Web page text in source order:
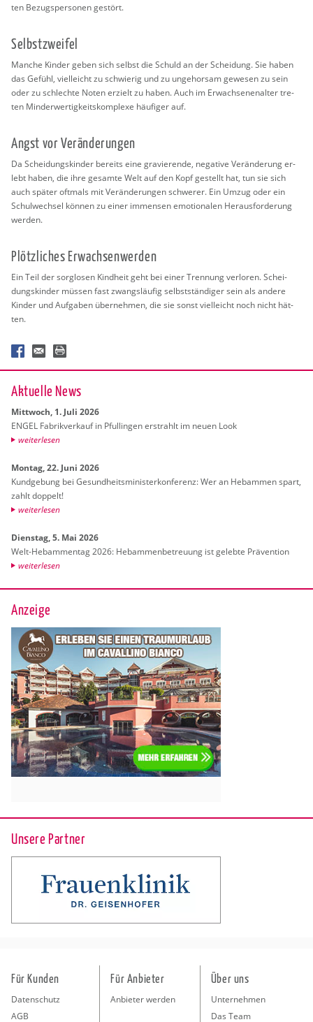
ten Be­zugs­per­so­nen ge­stört.
Selbst­zwei­fel
Man­che Kin­der geben sich selbst die Schuld an der Schei­dung. Sie haben
das Ge­fühl, viel­leicht zu schwie­rig und zu un­ge­hor­sam ge­we­sen zu sein
oder zu schlech­te Noten er­zielt zu haben. Auch im Er­wach­se­nen­al­ter tre­
ten Min­der­wer­tig­keits­kom­ple­xe häu­fi­ger auf.
Angst vor Ver­än­de­run­gen
Da Schei­dungs­kin­der be­reits eine gra­vie­ren­de, ne­ga­ti­ve Ver­än­de­rung er­
lebt haben, die ihre ge­sam­te Welt auf den Kopf ge­stellt hat, tun sie sich
auch spä­ter oft­mals mit Ver­än­de­run­gen schwe­rer. Ein Umzug oder ein
Schul­wech­sel kön­nen zu einer im­mensen emo­tio­na­len Her­aus­for­de­rung
wer­den.
Plötz­li­ches Er­wach­sen­wer­den
Ein Teil der sorg­lo­sen Kind­heit geht bei einer Tren­nung ver­lo­ren. Schei­
dungs­kin­der müs­sen fast zwangs­läu­fig selbst­stän­di­ger sein als an­de­re
Kin­der und Auf­ga­ben über­neh­men, die sie sonst viel­leicht noch nicht hät­
ten.
Ak­tu­el­le News
Mitt­woch, 1. Juli 2026
ENGEL Fa­brik­ver­kauf in Pful­lin­gen er­strahlt im neuen Look
wei­ter­le­sen
Mon­tag, 22. Juni 2026
Kund­ge­bung bei Ge­sund­heits­mi­nis­ter­kon­fe­renz: Wer an Heb­am­men spart,
zahlt dop­pelt!
wei­ter­le­sen
Diens­tag, 5. Mai 2026
Welt-Heb­am­men­tag 2026: Heb­am­men­be­treu­ung ist ge­leb­te Prä­ven­ti­on
wei­ter­le­sen
Anzeige
Unsere Partner
Für Kunden
Datenschutz
AGB
Für Anbieter
Anbieter werden
Über uns
Unternehmen
Das Team